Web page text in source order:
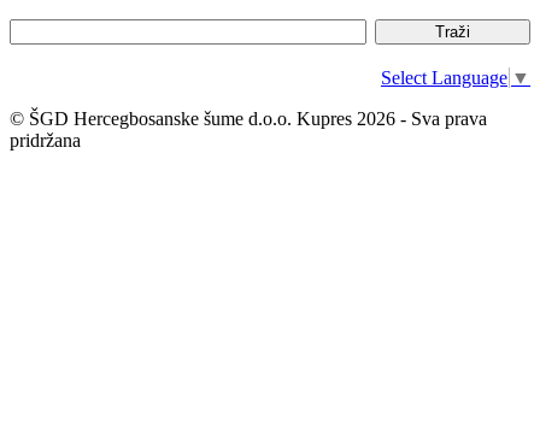
Select Language ▼
© ŠGD Hercegbosanske šume d.o.o. Kupres 2026 - Sva prava
pridržana